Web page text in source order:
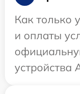
Как только
и оплаты
устройства